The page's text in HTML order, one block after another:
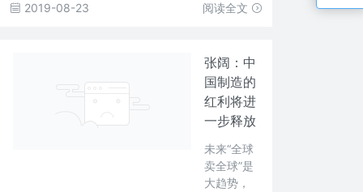
2019-08-23 阅读全文
张阔：中
国制造的
红利将进
一步释放
未来“全球
卖全球”是
大趋势，